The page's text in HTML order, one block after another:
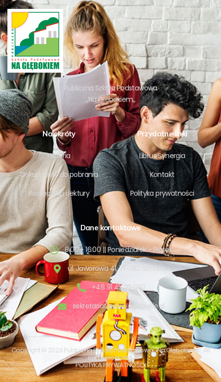
Publiczna Szkoła Podstawowa
,,Na Głębokiem,,
Na skróty
Historia
Dokumenty do pobrania
Podręczniki i lektury
Przydatne linki
Librus Synergia
Kontakt
Polityka prywatności
Dane kontaktowe
8:00 - 16:00 || Poniedziałek - Piątek
ul. Jaworowa 41, 71-382 Szczecin
+48 91 45 26 092
sekretariat@szkolaglebokie.pl
Copyright © 2023 Publiczna Szkoła Podstawowa ,,Na Głębokiem”. All
rights reserved.
POLITYKA PRYWATNOŚCI